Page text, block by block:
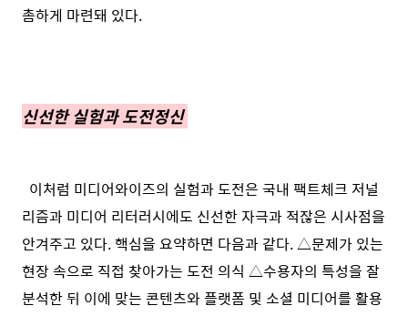
촘하게 마련돼 있다.
신선한 실험과 도전정신
이처럼 미디어와이즈의 실험과 도전은 국내 팩트체크 저널
리즘과 미디어 리터러시에도 신선한 자극과 적잖은 시사점을
안겨주고 있다. 핵심을 요약하면 다음과 같다. △문제가 있는
현장 속으로 직접 찾아가는 도전 의식 △수용자의 특성을 잘
분석한 뒤 이에 맞는 콘텐츠와 플랫폼 및 소셜 미디어를 활용